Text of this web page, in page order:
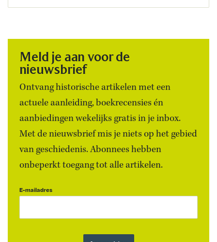
Meld je aan voor de
nieuwsbrief
Ontvang historische artikelen met een
actuele aanleiding, boekrecensies én
aanbiedingen wekelijks gratis in je inbox.
Met de nieuwsbrief mis je niets op het gebied
van geschiedenis. Abonnees hebben
onbeperkt toegang tot alle artikelen.
E-mailadres